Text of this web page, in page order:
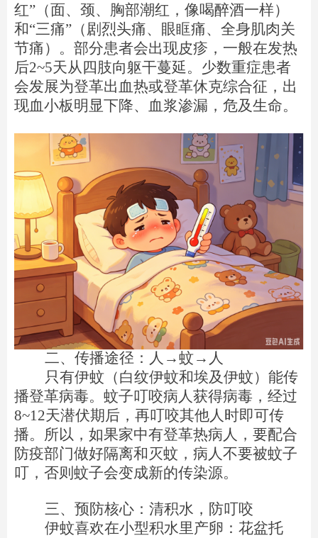
红”（面、颈、胸部潮红，像喝醉酒一样）
和“三痛”（剧烈头痛、眼眶痛、全身肌肉关
节痛）。部分患者会出现皮疹，一般在发热
后2~5天从四肢向躯干蔓延。少数重症患者
会发展为登革出血热或登革休克综合征，出
现血小板明显下降、血浆渗漏，危及生命。
二、传播途径：人→蚊→人
只有伊蚊（白纹伊蚊和埃及伊蚊）能传
播登革病毒。蚊子叮咬病人获得病毒，经过
8~12天潜伏期后，再叮咬其他人时即可传
播。所以，如果家中有登革热病人，要配合
防疫部门做好隔离和灭蚊 ， 病人不要被蚊子
叮，否则蚊子会变成新的传染源。
三、预防核心：清积水，防叮咬
伊蚊喜欢在小型积水里产卵：花盆托